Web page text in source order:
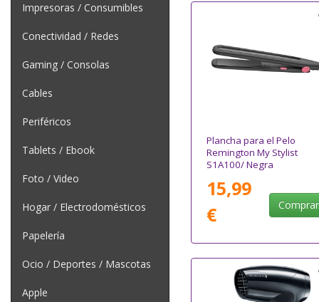
Impresoras / Consumibles
Conectividad / Redes
Gaming / Consolas
Cables
Periféricos
Tablets / Ebook
Foto / Video
Hogar / Electrodomésticos
Papelería
Ocio / Deportes / Mascotas
Apple
Plancha para el Pelo
Remington My Stylist
S1A100/ Negra
15,99
€
Comprar